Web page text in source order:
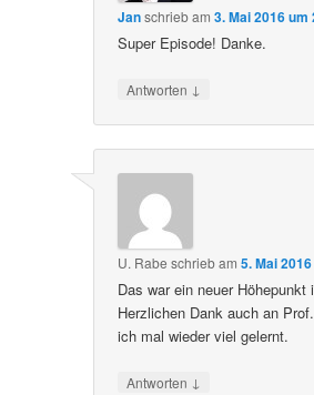
Janschriebam3. Mai 2016 um
Super Episode! Danke.
Antworten ↓
U. Rabe schriebam5. Mai
Das war ein neuer Höhepunkt
Herzlichen Dank auch an
ich mal wieder viel gelernt.
Antworten ↓